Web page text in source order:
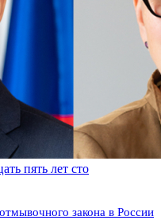
пять лет сто
закона в России